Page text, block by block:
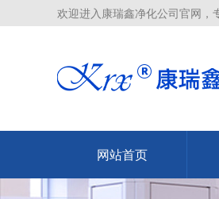
欢迎进入康瑞鑫净化公司官网，
网站首页